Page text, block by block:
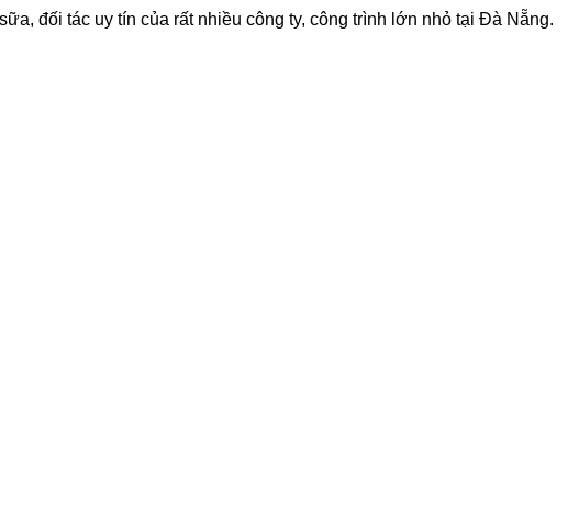
đối tác uy tín của rất nhiều công ty, công trình lớn nhỏ tại Đà Nẵng.